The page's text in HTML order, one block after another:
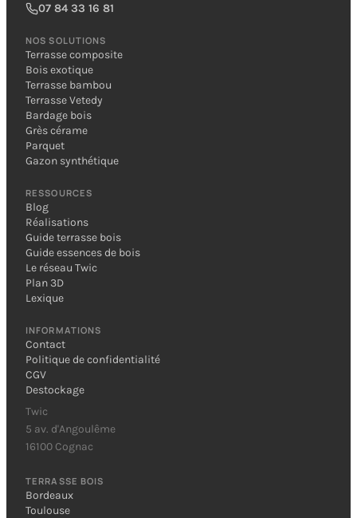
07 84 33 16 81
NOS SOLUTIONS
Terrasse composite
Bois exotique
Terrasse bambou
Terrasse Vetedy
Bardage bois
Grès cérame
Parquet
Gazon synthétique
RESSOURCES
Blog
Réalisations
Guide terrasse bois
Guide essences de bois
Le réseau Twic
Plan 3D
Lexique
INFORMATIONS
Contact
Politique de confidentialité
CGV
Destockage
Twic
5 av. d'Angoulême
16100 Cognac
TERRASSE BOIS
Bordeaux
Toulouse